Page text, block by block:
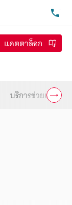
แคตตาล็อก
บริการช่วยเหลือ